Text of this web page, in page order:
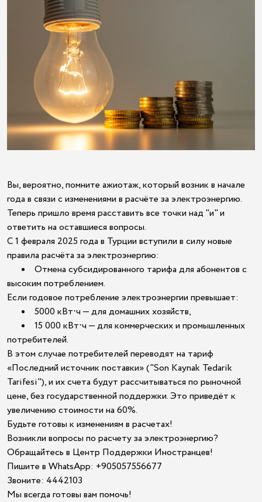
Вы, вероятно, помните ажиотаж, который возник в начале
года в связи с изменениями в расчёте за электроэнергию.
Теперь пришло время расставить все точки над "и" и
ответить на оставшиеся вопросы.
С 1 февраля 2025 года в Турции вступили в силу новые
правила расчёта за электроэнергию:
Отмена субсидированного тарифа для абонентов с
высоким потреблением.
Если годовое потребление электроэнергии превышает:
5000 кВт⋅ч — для домашних хозяйств,
15 000 кВт⋅ч — для коммерческих и промышленных
потребителей.
В этом случае потребителей переводят на тариф
«Последний источник поставки» ("Son Kaynak Tedarik
Tarifesi"), и их счета будут рассчитываться по рыночной
цене, без государственной поддержки. Это приведёт к
увеличению стоимости на 60%.
Будьте готовы к изменениям в расчетах!
Возникли вопросы по расчету за электроэнергию?
Обращайтесь в Центр Поддержки Иностранцев!
Пишите в WhatsApp: +905057556677
Звоните: 4442103
Мы всегда готовы вам помочь!